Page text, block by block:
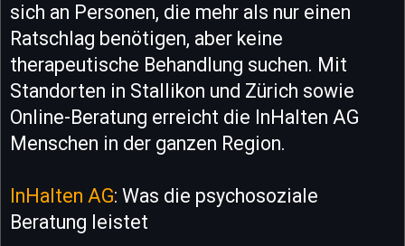
sich an Personen, die mehr als nur einen
Ratschlag benötigen, aber keine
therapeutische Behandlung suchen. Mit
Standorten in Stallikon und Zürich sowie
Online-Beratung erreicht die InHalten AG
Menschen in der ganzen Region.
InHalten AG: Was die psychosoziale
Beratung leistet